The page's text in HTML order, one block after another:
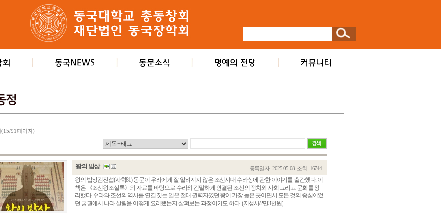
(15/91페이지)
왕의 밥상 등록일자 : 2025-05-08 조회 : 16744
왕의 밥상김진섭(사학81) 동문이 우리에게 잘 알려지지 않은 조선시대 수라상에 관한 이야기를 출간했다. 이
책은 《조선왕조실록》의 자료를 바탕으로 수라와 긴밀하게 연결된 조선의 정치와 사회 그리고 문화를 정
리했다. 수라와 조선의 역사를 연결 짓는 일은 절대 권력자였던 왕이 가장 높은 곳이면서 모든 것의 중심이었
던 궁궐에서 나라 살림을 어떻게 요리했는지 살펴보는 과정이기도 하다. (지성사/2만3천원)